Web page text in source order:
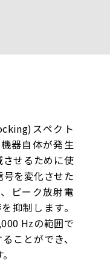
スペクト
器自体が発生
せるために使
号を変化させた
ピーク放射電
抑制します。
Hzの範囲で
ことができ、